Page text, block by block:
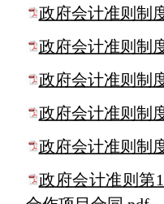
政府会计准则制
政府会计准则制
政府会计准则制
政府会计准则制
政府会计准则制
政府会计准则